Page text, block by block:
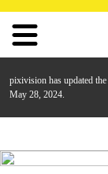
pixivision has updated the
May 28, 2024.